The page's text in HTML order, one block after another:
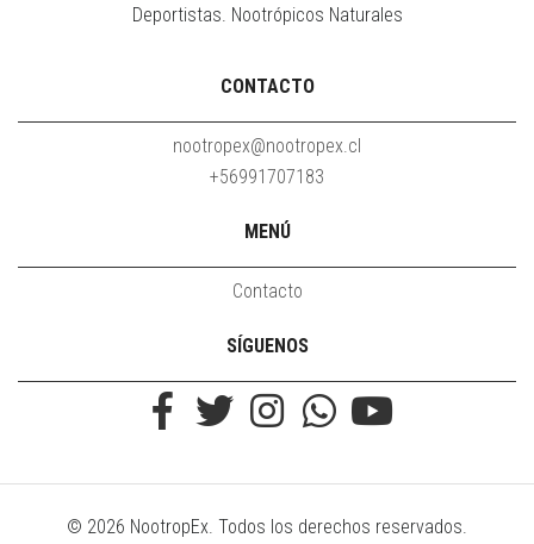
Deportistas. Nootrópicos Naturales
CONTACTO
nootropex@nootropex.cl
+56991707183
MENÚ
Contacto
SÍGUENOS
© 2026 NootropEx. Todos los derechos reservados.